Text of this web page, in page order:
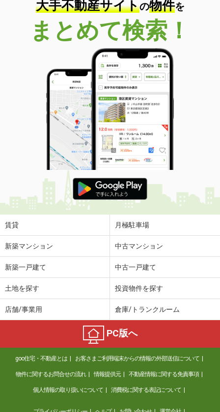
神奈川県川崎市幸区鹿島田２丁目
価 格
9.40万円
神奈川県川崎市幸区鹿島田２丁目
24.25m²
間取り
1K
神奈川県横浜市戸塚区品濃町
価 格
16万円
住 所
神奈川県横浜市戸塚区品濃町
専有面積 58.65m²
間取り
3LDK
神奈川県相模原市南区上鶴間６丁目
価 格
6.40万円
住 所
神奈川県相模原市南区上鶴間６丁目
専有面積
神奈川県横浜市神奈川区白楽
9.80万円
神奈川県海老名市国分南１丁目
6.60万円
住 所
神奈川県海老名市国分南１丁目
専有面積 25.9m²
間取り
1K
神奈川県小田原市久野
大手不動産サイトの物件を
まとめて検索！
賃貸 月極駐車場
新築マンション 中古マンション
新築一戸建て 中古一戸建て
土地を探す 投資物件を探す
店舗/事業用 倉庫/トランクルーム
PC版へ
goo住宅・不動産とは お客さまご利用端末からの情報の外部送信について
物件に関するお問合せの流れ 情報提供元 不動産情報に関する免責事項
個人情報の取り扱いについて 消費税に関する表記について